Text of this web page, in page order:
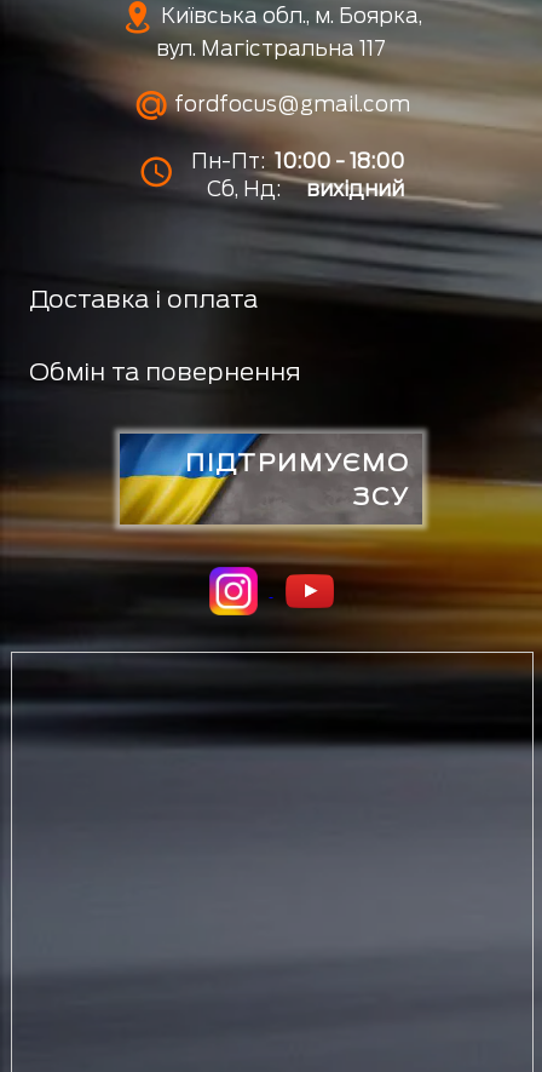
Київська обл., м. Боярка,
вул. Магістральна 117
fordfocus@gmail.com
Пн-Пт: 10:00 - 18:00
Сб, Нд:
вихідний
Доставка і оплата
Обмін та повернення
ПІДТРИМУЄМО
ЗСУ